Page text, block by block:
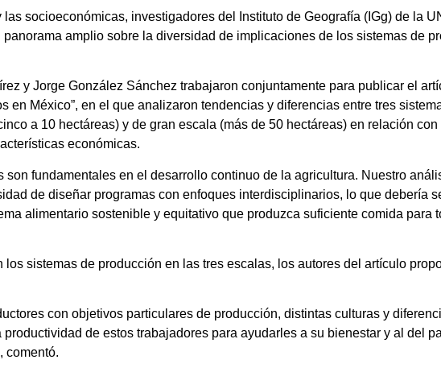
socioeconómicas, investigadores del Instituto de Geografía (IGg) de la
amplio sobre la diversidad de implicaciones de los sistemas de
y Jorge González Sánchez trabajaron conjuntamente para publicar el
en México”, en el que analizaron tendencias y diferencias entre tres
a 10 hectáreas) y de gran escala (más de 50 hectáreas) en relación
económicas.
son fundamentales en el desarrollo continuo de la agricultura. Nuestro
de diseñar programas con enfoques interdisciplinarios, lo que debería
alimentario sostenible y equitativo que produzca suficiente comida para
sistemas de producción en las tres escalas, los autores del artículo
con objetivos particulares de producción, distintas culturas y
de estos trabajadores para ayudarles a su bienestar y al del
comentó.